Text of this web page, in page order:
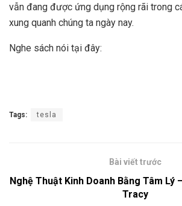
vẫn đang được ứng dụng rộng rãi trong
xung quanh chúng ta ngày nay.
Nghe sách nói tại đây:
Tags: tesla
Bài viết trước
Nghệ Thuật Kinh Doanh Bằng Tâm Lý
Tracy